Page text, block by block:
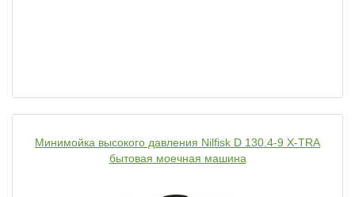
Минимойка высокого давления Nilfisk D 130.4-9 X-TRA
бытовая моечная машина